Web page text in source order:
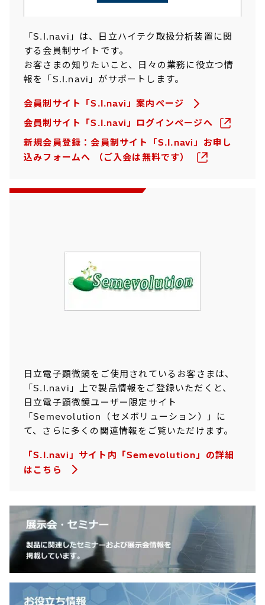
「S.I.navi」は、日立ハイテク取扱分析装置に関
する会員制サイトです。
お客さまの知りたいこと、日々の業務に役立つ情
報を「S.I.navi」がサポートします。
会員制サイト「S.I.navi」案内ページ
会員制サイト「S.I.navi」ログインページへ
新規会員登録：会員制サイト「S.I.navi」お申し
込みフォームへ （ご入会は無料です）
日立電子顕微鏡をご使用されているお客さまは、
「S.I.navi」上で製品情報をご登録いただくと、
日立電子顕微鏡ユーザー限定サイト
「Semevolution（セメボリューション）」に
て、さらに多くの関連情報をご覧いただけます。
「S.I.navi」サイト内「Semevolution」の詳細
はこちら